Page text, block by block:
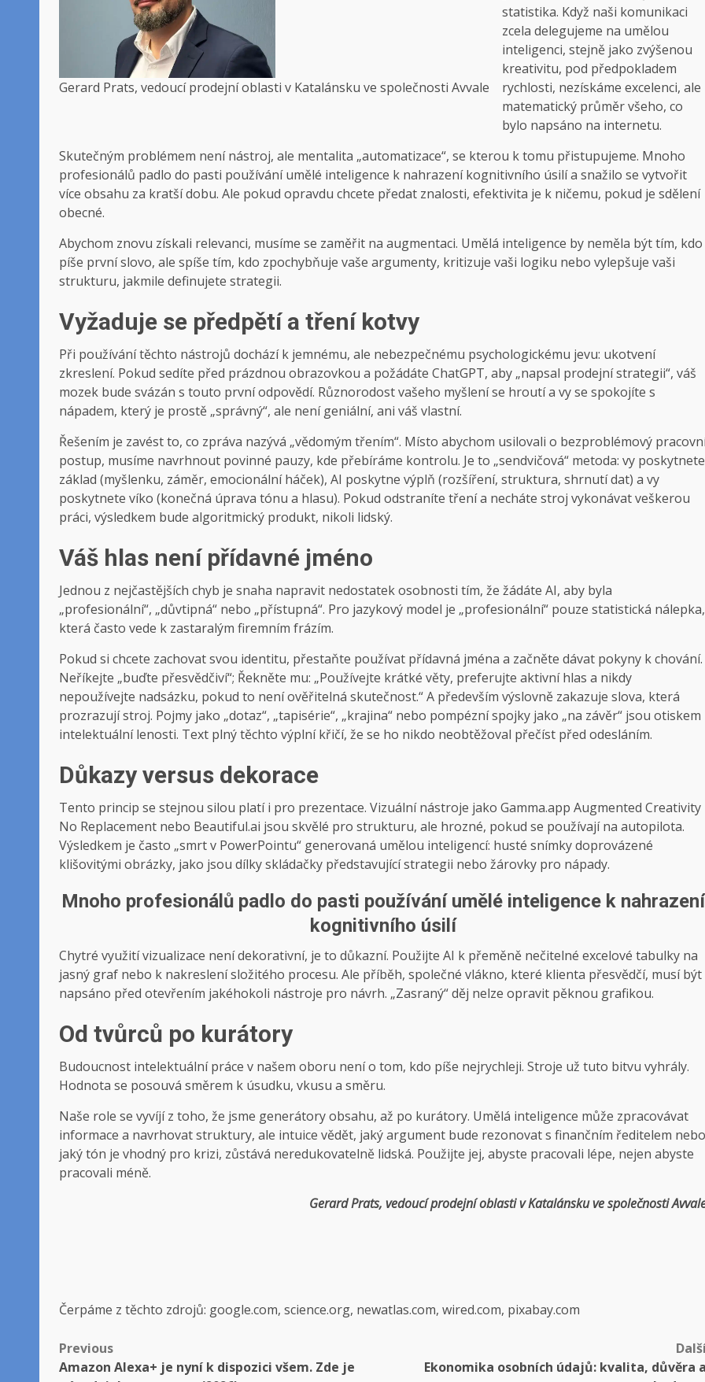
Gerard Prats, vedoucí prodejní oblasti v Katalánsku ve společnosti Avvale
statistika. Když naši komunikaci
zcela delegujeme na umělou
inteligenci, stejně jako zvýšenou
kreativitu, pod předpokladem
rychlosti, nezískáme excelenci, ale
matematický průměr všeho, co
bylo napsáno na internetu.
Skutečným problémem není nástroj, ale mentalita „automatizace“, se kterou k tomu přistupujeme. Mnoho
profesionálů padlo do pasti používání umělé inteligence k nahrazení kognitivního úsilí a snažilo se vytvořit
více obsahu za kratší dobu. Ale pokud opravdu chcete předat znalosti, efektivita je k ničemu, pokud je sdělení
obecné.
Abychom znovu získali relevanci, musíme se zaměřit na augmentaci. Umělá inteligence by neměla být tím, kdo
píše první slovo, ale spíše tím, kdo zpochybňuje vaše argumenty, kritizuje vaši logiku nebo vylepšuje vaši
strukturu, jakmile definujete strategii.
Vyžaduje se předpětí a tření kotvy
Při používání těchto nástrojů dochází k jemnému, ale nebezpečnému psychologickému jevu: ukotvení
zkreslení. Pokud sedíte před prázdnou obrazovkou a požádáte ChatGPT, aby „napsal prodejní strategii“, váš
mozek bude svázán s touto první odpovědí. Různorodost vašeho myšlení se hroutí a vy se spokojíte s
nápadem, který je prostě „správný“, ale není geniální, ani váš vlastní.
Řešením je zavést to, co zpráva nazývá „vědomým třením“. Místo abychom usilovali o bezproblémový
postup, musíme navrhnout povinné pauzy, kde přebíráme kontrolu. Je to „sendvičová“ metoda: vy poskytnete
základ (myšlenku, záměr, emocionální háček), AI poskytne výplň (rozšíření, struktura, shrnutí dat) a vy
poskytnete víko (konečná úprava tónu a hlasu). Pokud odstraníte tření a necháte stroj vykonávat veškerou
práci, výsledkem bude algoritmický produkt, nikoli lidský.
Váš hlas není přídavné jméno
Jednou z nejčastějších chyb je snaha napravit nedostatek osobnosti tím, že žádáte AI, aby byla
„profesionální“, „důvtipná“ nebo „přístupná“. Pro jazykový model je „profesionální“ pouze statistická nálepka,
která často vede k zastaralým firemním frázím.
Pokud si chcete zachovat svou identitu, přestaňte používat přídavná jména a začněte dávat pokyny k chování.
Neříkejte „buďte přesvědčiví“; Řekněte mu: „Používejte krátké věty, preferujte aktivní hlas a nikdy
nepoužívejte nadsázku, pokud to není ověřitelná skutečnost.“ A především výslovně zakazuje slova, která
prozrazují stroj. Pojmy jako „dotaz“, „tapisérie“, „krajina“ nebo pompézní spojky jako „na závěr“ jsou otiskem
intelektuální lenosti. Text plný těchto výplní křičí, že se ho nikdo neobtěžoval přečíst před odesláním.
Důkazy versus dekorace
Tento princip se stejnou silou platí i pro prezentace. Vizuální nástroje jako Gamma.app Augmented Creativity
No Replacement nebo Beautiful.ai jsou skvělé pro strukturu, ale hrozné, pokud se používají na autopilota.
Výsledkem je často „smrt v PowerPointu“ generovaná umělou inteligencí: husté snímky doprovázené
klišovitými obrázky, jako jsou dílky skládačky představující strategii nebo žárovky pro nápady.
Mnoho profesionálů padlo do pasti používání umělé inteligence k nahrazení
kognitivního úsilí
Chytré využití vizualizace není dekorativní, je to důkazní. Použijte AI k přeměně nečitelné excelové tabulky na
jasný graf nebo k nakreslení složitého procesu. Ale příběh, společné vlákno, které klienta přesvědčí, musí být
napsáno před otevřením jakéhokoli nástroje pro návrh. „Zasraný“ děj nelze opravit pěknou grafikou.
Od tvůrců po kurátory
Budoucnost intelektuální práce v našem oboru není o tom, kdo píše nejrychleji. Stroje už tuto bitvu vyhrály.
Hodnota se posouvá směrem k úsudku, vkusu a směru.
Naše role se vyvíjí z toho, že jsme generátory obsahu, až po kurátory. Umělá inteligence může zpracovávat
informace a navrhovat struktury, ale intuice vědět, jaký argument bude rezonovat s finančním ředitelem nebo
jaký tón je vhodný pro krizi, zůstává neredukovatelně lidská. Použijte jej, abyste pracovali lépe, nejen abyste
pracovali méně.
Gerard Prats, vedoucí prodejní oblasti v Katalánsku ve společnosti
Čerpáme z těchto zdrojů: google.com, science.org, newatlas.com, wired.com, pixabay.com
Post
Previous
Amazon Alexa+ je nyní k dispozici všem. Zde je
Ekonomika osobních údajů: kvalita, důvěra a